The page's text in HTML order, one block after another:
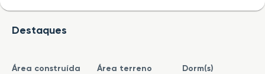
Destaques
Área construída Área terreno Dorm(s)